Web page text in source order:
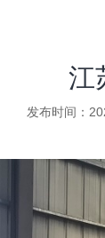
江
发布时间：